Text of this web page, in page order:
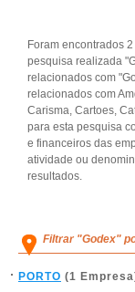
Foram encontrados
pesquisa realizada
relacionados com
relacionados com
Carisma, Cartoes,
para esta pesquisa
e financeiros das
atividade ou
resultados.
Filtrar "Godex"
PORTO (1